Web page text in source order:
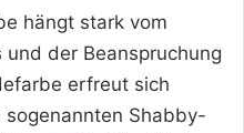
hängt stark vom
der Beanspruchung
erfreut sich
Shabby-